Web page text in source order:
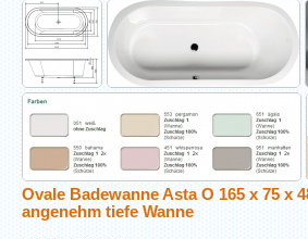
Ovale Badewanne Asta O 165 x 75 x
angenehm tiefe Wanne